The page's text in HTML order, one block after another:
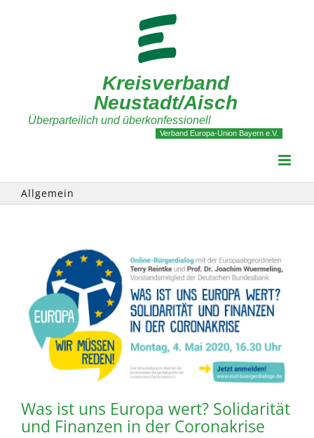
Kreisverband
Neustadt/Aisch
Überparteilich und überkonfessionell
Verband Europa-Union Bayern e.V.
Allgemein
Was ist uns Europa wert? Solidarität
und Finanzen in der Coronakrise